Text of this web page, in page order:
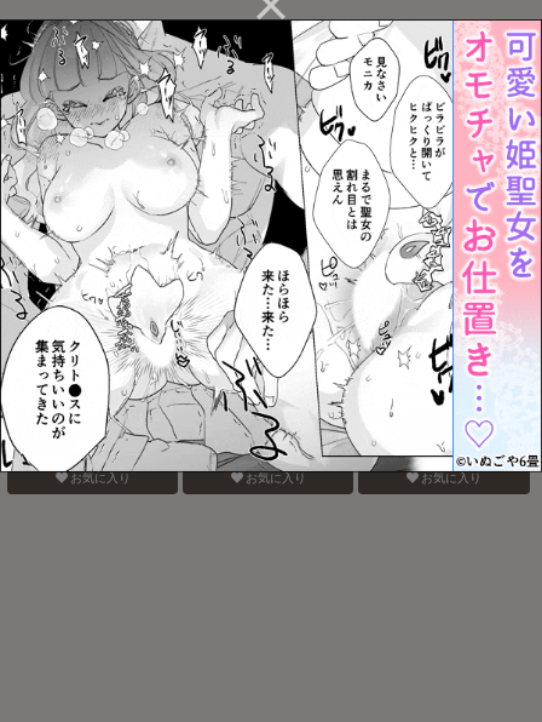
雨わずらい
お気に入り
帰る場所
お気に入り
朧なるを愛でる
お気に入り
電鋸男vs3Pしないと出ら
れない部屋
お気に入り
Blue Paranoia
お気に入り
バナナスプリットホット
ファッジサンデー
お気に入り